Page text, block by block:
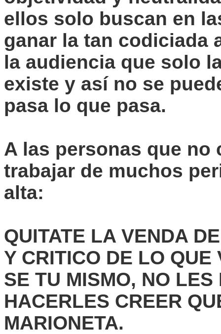
ellos solo buscan en
ganar la tan codiciada
la audiencia que solo
existe y así no se
pasa lo que pasa.
A las personas que no
trabajar de muchos
alta:
QUITATE LA VENDA
Y CRITICO DE LO
SE TU MISMO, NO
HACERLES CREER
MARIONETA.